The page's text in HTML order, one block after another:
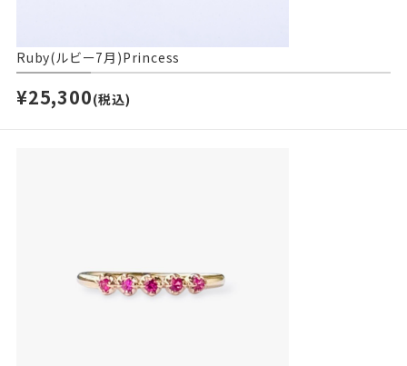
Ruby(ルビー7月)Princess
¥25,300(税込)